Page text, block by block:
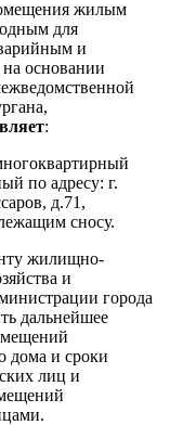
жилым
для
и
на основании
:
по адресу: г.
д.71,
сносу.
жилищно-
и
города
дальнейшее
дома и сроки
лиц и